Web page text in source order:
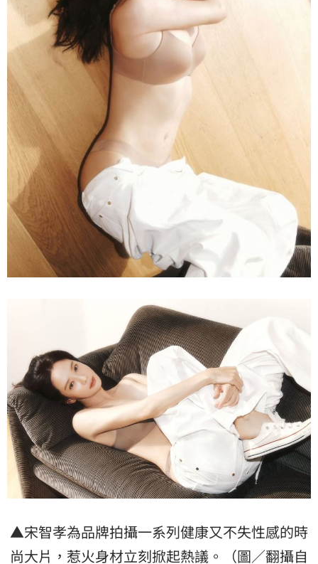
▲宋智孝為品牌拍攝一系列健康又不失性感的時
尚大片，惹火身材立刻掀起熱議。（圖／翻攝自